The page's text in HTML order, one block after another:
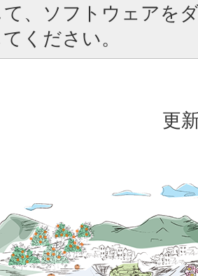
、ソフトウェアを
ください。
更